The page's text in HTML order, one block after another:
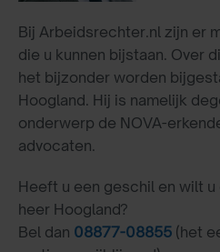
Bij Arbeidsrechter.nl zijn er
die u kunnen bijstaan. Over
het bijzonder worden
Hoogland. Hij is namelijk
onderwerp de NOVA-
advocaten.
Heeft u een geschil en wilt
heer Hoogland?
Bel dan 08877-08855 (het